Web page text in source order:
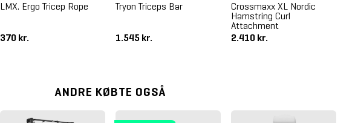
LMX. Ergo Tricep Rope
370 kr.
Tryon Triceps Bar
1.545 kr.
Crossmaxx XL Nordic
Hamstring Curl
Attachment
2.410 kr.
ANDRE KØBTE OGSÅ